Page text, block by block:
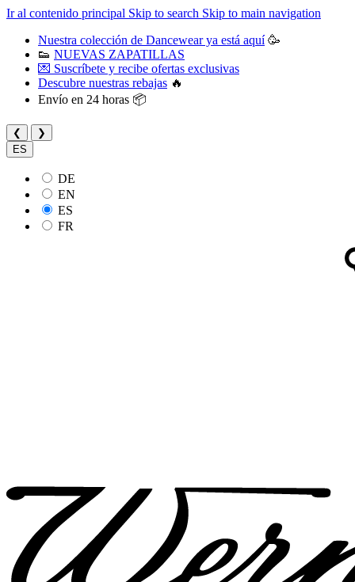
Ir al contenido principal Skip to search Skip to main navigation
Nuestra colección de Dancewear ya está aquí🥳
👟 NUEVAS ZAPATILLAS
💌 Suscríbete y recibe ofertas exclusivas
Descubre nuestras rebajas 🔥
Envío en 24 horas 📦
❮
❯
ES
DE
EN
ES
FR